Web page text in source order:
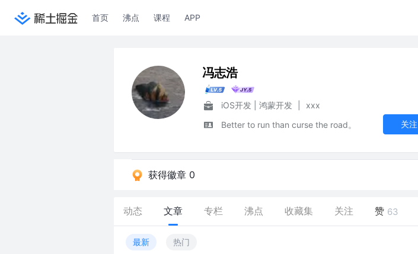
首页 沸点 课程 APP
冯志浩
iOS开发 | 鸿蒙开发
xxx
Better to run than curse the road。
关注
获得徽章 0
动态 文章 专栏 沸点 收藏集 关注 赞 63
最新 热门